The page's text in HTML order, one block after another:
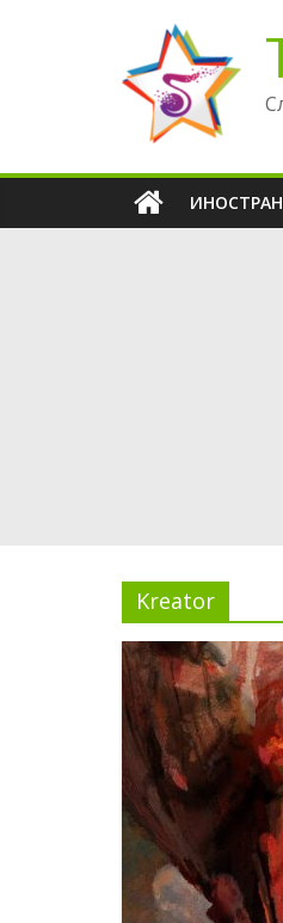
содержимому
Kreator